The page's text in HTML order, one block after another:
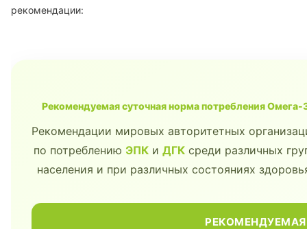
рекомендации:
Рекомендуемая суточная норма потребления Омега-
Рекомендации мировых авторитетных
по потреблению ЭПК и ДГК среди различных
населения и при различных состояниях
РЕКОМЕНДУЕМАЯ